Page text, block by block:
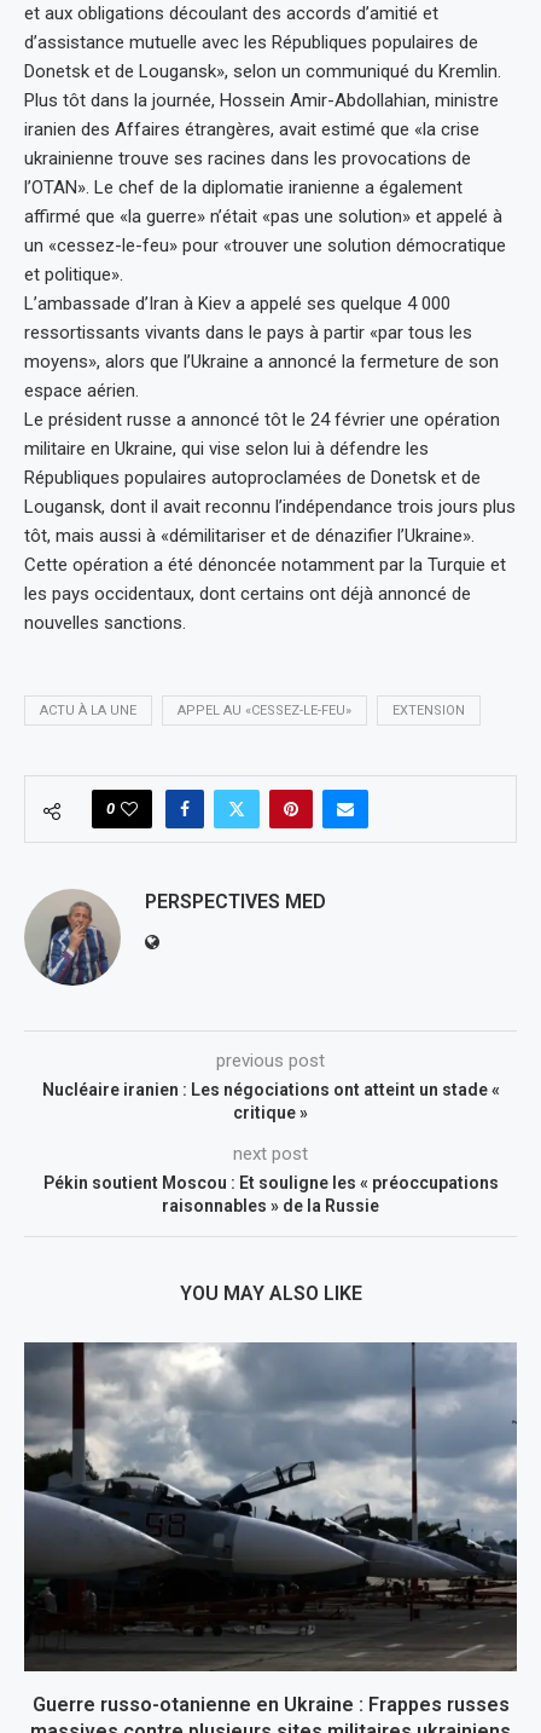
et aux obligations découlant des accords d’amitié et
d’assistance mutuelle avec les Républiques populaires de
Donetsk et de Lougansk», selon un communiqué du Kremlin.
Plus tôt dans la journée, Hossein Amir-Abdollahian, ministre
iranien des Affaires étrangères, avait estimé que «la crise
ukrainienne trouve ses racines dans les provocations de
l’OTAN». Le chef de la diplomatie iranienne a également
affirmé que «la guerre» n’était «pas une solution» et appelé à
un «cessez-le-feu» pour «trouver une solution démocratique
et politique».
L’ambassade d’Iran à Kiev a appelé ses quelque 4 000
ressortissants vivants dans le pays à partir «par tous les
moyens», alors que l’Ukraine a annoncé la fermeture de son
espace aérien.
Le président russe a annoncé tôt le 24 février une opération
militaire en Ukraine, qui vise selon lui à défendre les
Républiques populaires autoproclamées de Donetsk et de
Lougansk, dont il avait reconnu l’indépendance trois jours plus
tôt, mais aussi à «démilitariser et de dénazifier l’Ukraine».
Cette opération a été dénoncée notamment par la Turquie et
les pays occidentaux, dont certains ont déjà annoncé de
nouvelles sanctions.
ACTU À LA UNE APPEL AU «CESSEZ-LE-FEU» EXTENSION
0
PERSPECTIVES MED
previous post
Nucléaire iranien : Les négociations ont atteint un stade «
critique »
next post
Pékin soutient Moscou : Et souligne les « préoccupations
raisonnables » de la Russie
YOU MAY ALSO LIKE
Guerre russo-otanienne en Ukraine : Frappes russes